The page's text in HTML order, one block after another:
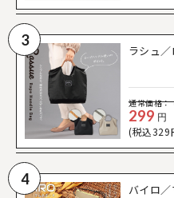
3
ラシュ
通常価格：
299 円
(税込329
4
バイロ